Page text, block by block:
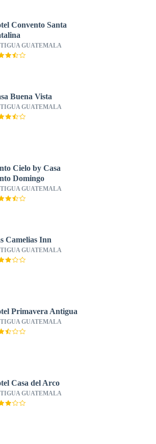
Convento Santa
GUATEMALA
Buena Vista
GUATEMALA
Cielo by Casa
Domingo
GUATEMALA
Camelias Inn
GUATEMALA
Primavera Antigua
GUATEMALA
Casa del Arco
GUATEMALA